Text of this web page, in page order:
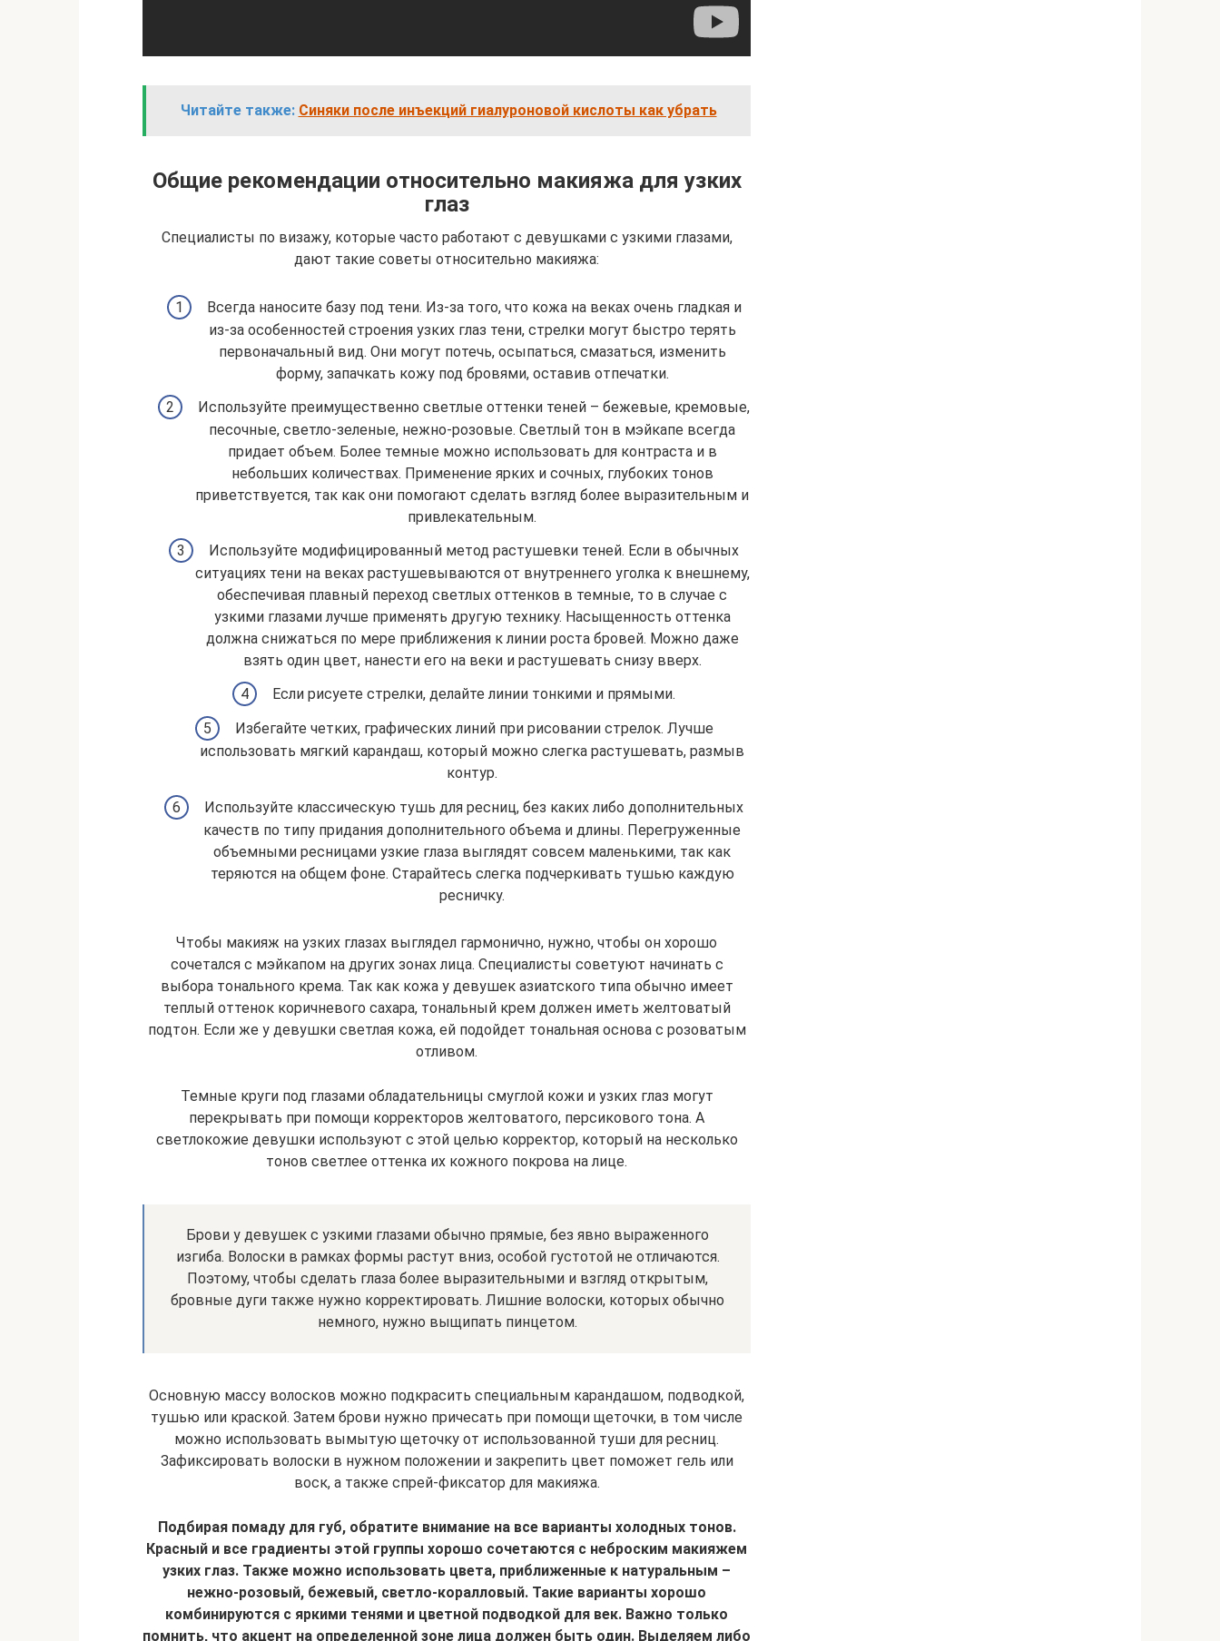
Читайте также: Синяки после инъекций гиалуроновой кислоты как убрать
Общие рекомендации относительно макияжа для узких
глаз
Специалисты по визажу, которые часто работают с девушками с узкими глазами,
дают такие советы относительно макияжа:
Всегда наносите базу под тени. Из-за того, что кожа на веках очень гладкая и
из-за особенностей строения узких глаз тени, стрелки могут быстро терять
первоначальный вид. Они могут потечь, осыпаться, смазаться, изменить
форму, запачкать кожу под бровями, оставив отпечатки.
Используйте преимущественно светлые оттенки теней – бежевые, кремовые,
песочные, светло-зеленые, нежно-розовые. Светлый тон в мэйкапе всегда
придает объем. Более темные можно использовать для контраста и в
небольших количествах. Применение ярких и сочных, глубоких тонов
приветствуется, так как они помогают сделать взгляд более выразительным и
привлекательным.
Используйте модифицированный метод растушевки теней. Если в обычных
ситуациях тени на веках растушевываются от внутреннего уголка к внешнему,
обеспечивая плавный переход светлых оттенков в темные, то в случае с
узкими глазами лучше применять другую технику. Насыщенность оттенка
должна снижаться по мере приближения к линии роста бровей. Можно даже
взять один цвет, нанести его на веки и растушевать снизу вверх.
Если рисуете стрелки, делайте линии тонкими и прямыми.
Избегайте четких, графических линий при рисовании стрелок. Лучше
использовать мягкий карандаш, который можно слегка растушевать, размыв
контур.
Используйте классическую тушь для ресниц, без каких либо дополнительных
качеств по типу придания дополнительного объема и длины. Перегруженные
объемными ресницами узкие глаза выглядят совсем маленькими, так как
теряются на общем фоне. Старайтесь слегка подчеркивать тушью каждую
ресничку.
Чтобы макияж на узких глазах выглядел гармонично, нужно, чтобы он хорошо
сочетался с мэйкапом на других зонах лица. Специалисты советуют начинать с
выбора тонального крема. Так как кожа у девушек азиатского типа обычно имеет
теплый оттенок коричневого сахара, тональный крем должен иметь желтоватый
подтон. Если же у девушки светлая кожа, ей подойдет тональная основа с розоватым
отливом.
Темные круги под глазами обладательницы смуглой кожи и узких глаз могут
перекрывать при помощи корректоров желтоватого, персикового тона. А
светлокожие девушки используют с этой целью корректор, который на несколько
тонов светлее оттенка их кожного покрова на лице.
Брови у девушек с узкими глазами обычно прямые, без явно выраженного
изгиба. Волоски в рамках формы растут вниз, особой густотой не отличаются.
Поэтому, чтобы сделать глаза более выразительными и взгляд открытым,
бровные дуги также нужно корректировать. Лишние волоски, которых обычно
немного, нужно выщипать пинцетом.
Основную массу волосков можно подкрасить специальным карандашом, подводкой,
тушью или краской. Затем брови нужно причесать при помощи щеточки, в том числе
можно использовать вымытую щеточку от использованной туши для ресниц.
Зафиксировать волоски в нужном положении и закрепить цвет поможет гель или
воск, а также спрей-фиксатор для макияжа.
Подбирая помаду для губ, обратите внимание на все варианты холодных тонов.
Красный и все градиенты этой группы хорошо сочетаются с неброским макияжем
узких глаз. Также можно использовать цвета, приближенные к натуральным –
нежно-розовый, бежевый, светло-коралловый. Такие варианты хорошо
комбинируются с яркими тенями и цветной подводкой для век. Важно только
помнить, что акцент на определенной зоне лица должен быть один. Выделяем либо